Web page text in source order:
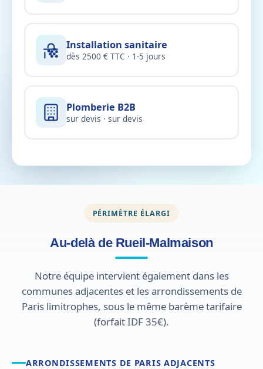
Installation sanitaire
dès 2500 € TTC · 1-5 jours
Plomberie B2B
sur devis · sur devis
PÉRIMÈTRE ÉLARGI
Au-delà de Rueil-Malmaison
Notre équipe intervient également dans les
communes adjacentes et les arrondissements de
Paris limitrophes, sous le même barème tarifaire
(forfait IDF 35€).
ARRONDISSEMENTS DE PARIS ADJACENTS